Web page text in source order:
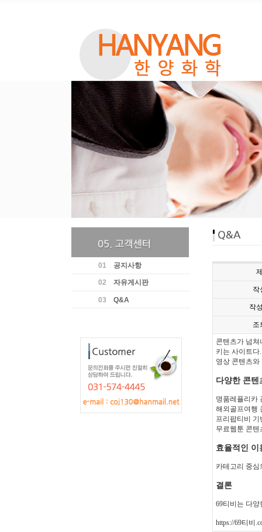
01 공지사항
02 자유게시판
03 Q&A
작
작
조
콘텐츠가 넘
키는 사이트다.
영상 콘텐츠
다양한 콘텐
명품레플리카
해외골프여행
프리팝티비
무료웹툰 콘
효율적인 이
카테고리 중
결론
69티비는 다
https://69티비